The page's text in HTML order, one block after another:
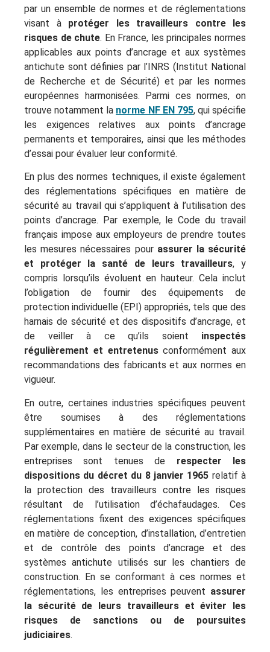
par un ensemble de normes et de réglementations
visant à protéger les travailleurs contre les
risques de chute. En France, les principales normes
applicables aux points d’ancrage et aux systèmes
antichute sont définies par l’INRS (Institut National
de Recherche et de Sécurité) et par les normes
européennes harmonisées. Parmi ces normes, on
trouve notamment la norme NF EN 795, qui spécifie
les exigences relatives aux points d’ancrage
permanents et temporaires, ainsi que les méthodes
d’essai pour évaluer leur conformité.
En plus des normes techniques, il existe également
des réglementations spécifiques en matière de
sécurité au travail qui s’appliquent à l’utilisation des
points d’ancrage. Par exemple, le Code du travail
français impose aux employeurs de prendre toutes
les mesures nécessaires pour assurer la sécurité
et protéger la santé de leurs travailleurs, y
compris lorsqu’ils évoluent en hauteur. Cela inclut
l’obligation de fournir des équipements de
protection individuelle (EPI) appropriés, tels que des
harnais de sécurité et des dispositifs d’ancrage, et
de veiller à ce qu’ils soient inspectés
régulièrement et entretenusconformément aux
recommandations des fabricants et aux normes en
vigueur.
En outre, certaines industries spécifiques peuvent
être soumises à des réglementations
supplémentaires en matière de sécurité au travail.
Par exemple, dans le secteur de la construction, les
entreprises sont tenues de respecter les
dispositions du décret du 8 janvier 1965 relatif à
la protection des travailleurs contre les risques
résultant de l’utilisation d’échafaudages. Ces
réglementations fixent des exigences spécifiques
en matière de conception, d’installation, d’entretien
et de contrôle des points d’ancrage et des
systèmes antichute utilisés sur les chantiers de
construction. En se conformant à ces normes et
réglementations, les entreprises peuvent assurer
la sécurité de leurs travailleurs et éviter les
risques de sanctions ou de poursuites
judiciaires.